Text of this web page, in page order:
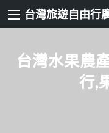
台灣旅遊自由行
台灣水果農
行,